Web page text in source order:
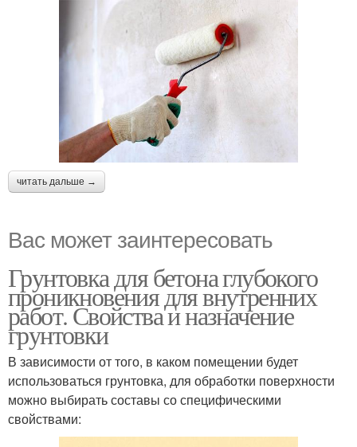
читать дальше →
Вас может заинтересовать
Грунтовка для бетона глубокого
проникновения для внутренних
работ. Свойства и назначение
грунтовки
В зависимости от того, в каком помещении будет
использоваться грунтовка, для обработки поверхности
можно выбирать составы со специфическими
свойствами: